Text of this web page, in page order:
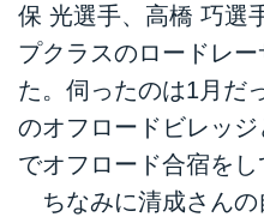
保 光選手、高橋 巧選
プクラスのロードレ
た。伺ったのは1月だ
のオフロードビレッ
でオフロード合宿をし
ちなみに清成さんの